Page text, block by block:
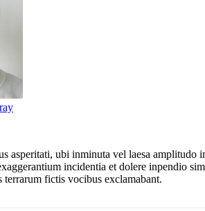
asperitati, ubi inminuta vel laesa
incidentia et dolere inpendio
terrarum fictis vocibus exclamabant.